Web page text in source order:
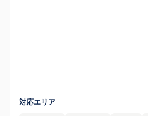
対応エリア